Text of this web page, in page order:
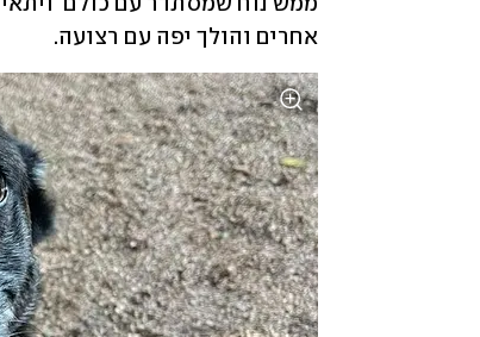
אחרים והולך יפה עם רצועה.